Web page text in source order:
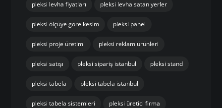
pleksi levha fiyatları pleksi levha satan yerler
pleksi ölçüye göre kesim pleksi panel
pleksi proje üretimi pleksi reklam ürünleri
pleksi satışı pleksi sipariş istanbul pleksi stand
pleksi tabela pleksi tabela istanbul
pleksi tabela sistemleri pleksi üretici firma